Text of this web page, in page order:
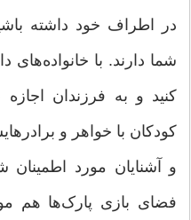
در اطراف خود داشته
شما دارند. با خانواده‌های
کنید و به فرزندان اجازه
کودکان با خواهر و
و آشنایان مورد
فضای بازی پارک‌ها هم